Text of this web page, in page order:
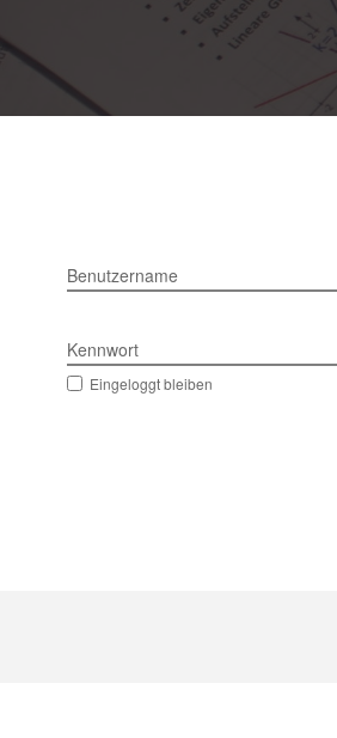
Benutzername
Kennwort
Eingeloggt bleiben